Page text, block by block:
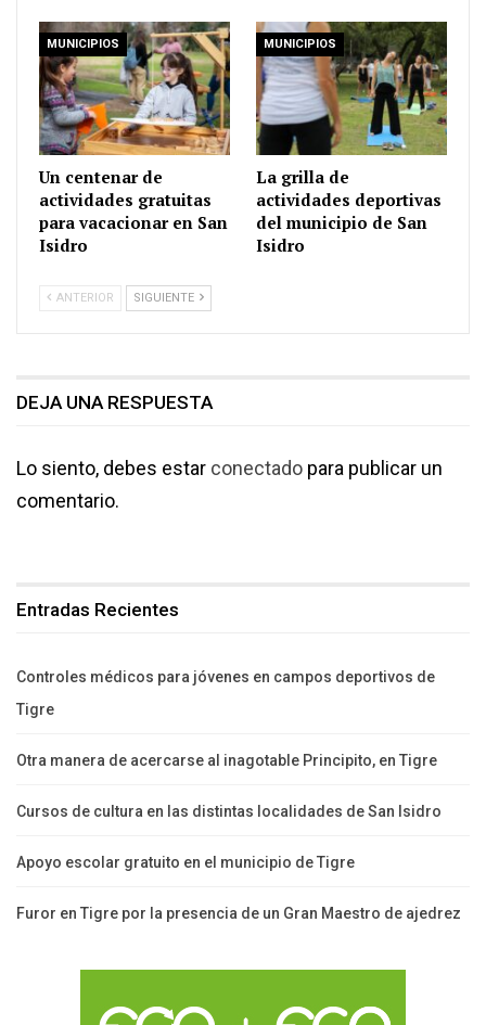
MUNICIPIOS
Un centenar de
actividades gratuitas
para vacacionar en San
Isidro
MUNICIPIOS
La grilla de
actividades deportivas
del municipio de San
Isidro
ANTERIOR SIGUIENTE
DEJA UNA RESPUESTA
Lo siento, debes estar conectado para publicar un
comentario.
Entradas Recientes
Controles médicos para jóvenes en campos deportivos de
Tigre
Otra manera de acercarse al inagotable Principito, en Tigre
Cursos de cultura en las distintas localidades de San Isidro
Apoyo escolar gratuito en el municipio de Tigre
Furor en Tigre por la presencia de un Gran Maestro de ajedrez